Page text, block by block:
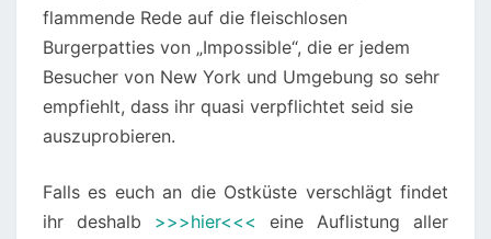
flammende Rede auf die fleischlosen
Burgerpatties von „Impossible“, die er jedem
Besucher von New York und Umgebung so sehr
empfiehlt, dass ihr quasi verpflichtet seid sie
auszuprobieren.
Falls es euch an die Ostküste verschlägt findet
ihr deshalb >>>hier<<< eine Auflistung aller